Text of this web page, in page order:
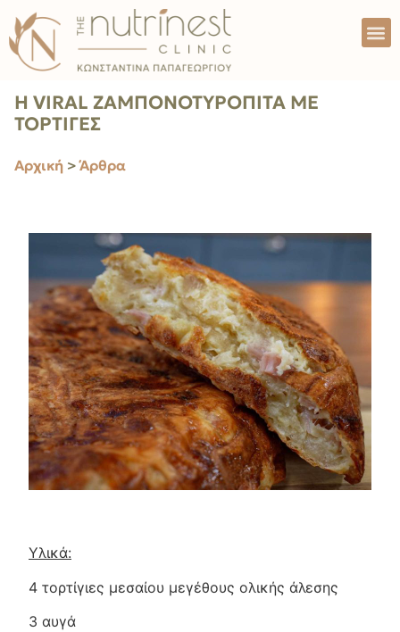
Η VIRAL ΖΑΜΠΟΝΟΤΥΡΟΠΙΤΑ ΜΕ
ΤΟΡΤΙΓΕΣ
Αρχική >Άρθρα
Υλικά:
4 τορτίγιες μεσαίου μεγέθους ολικής άλεσης
3 αυγά